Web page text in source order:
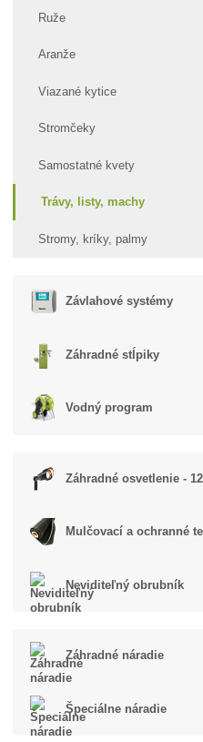
Ruže
Aranže
Viazané kytice
Stromčeky
Samostatné kvety
Trávy, listy, machy
Stromy, kríky, palmy
Závlahové systémy
Záhradné stĺpiky
Vodný program
Záhradné osvetlenie -
Mulčovací a ochranné
Neviditeľný obrubník
Záhradné náradie
Špeciálne náradie